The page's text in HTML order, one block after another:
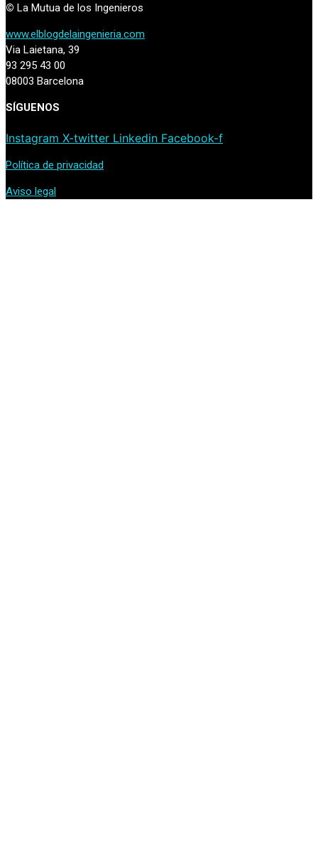
© La Mutua de los Ingenieros
www.elblogdelaingenieria.com
Via Laietana, 39
93 295 43 00
08003 Barcelona
SÍGUENOS
Instagram X-twitter Linkedin Facebook-f
Política de privacidad
Aviso legal